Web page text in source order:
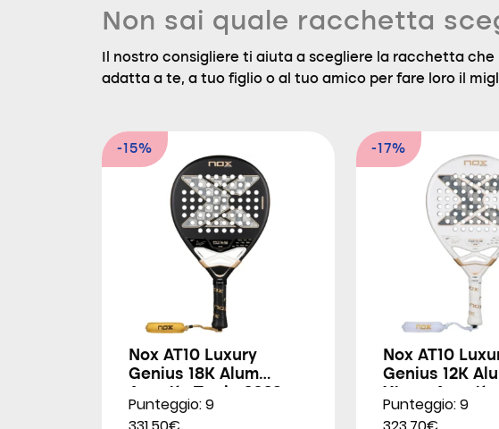
Non sai quale racchetta
Il nostro consigliere ti aiuta a scegliere la racchetta che
adatta a te, a tuo figlio o al tuo amico per fare loro il
-15%
Nox AT10 Luxury
Genius 18K Alum
Punteggio: 9
-17%
Nox AT10
Genius 12K
2026
Punteggio: 9